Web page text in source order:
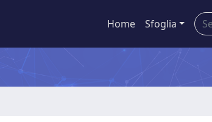
Home Sfoglia